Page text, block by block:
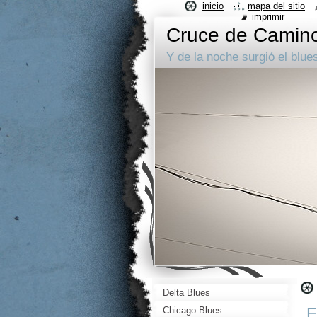
Cruce de
Y de la noche surgió el
Delta Blues
Chicago Blues
inicio mapa del sitio
imprimir